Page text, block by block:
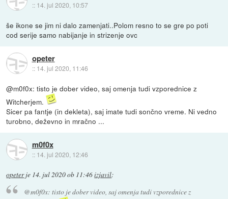
:: 14. jul 2020, 10:57
še ikone se jim ni dalo zamenjati..Polom resno to se gre po poti
cod serije samo nabijanje in strizenje ovc
opeter
:: 14. jul 2020, 11:46
@m0f0x: tisto je dober video, saj omenja tudi vzporednice z
Witcherjem.
Sicer pa fantje (in dekleta), saj imate tudi sončno vreme. Ni vedno
turobno, deževno in mračno ...
m0f0x
:: 14. jul 2020, 12:46
opeterje 14. jul 2020 ob 11:46izjavil:
@m0f0x: tisto je dober video, saj omenja tudi vzporednice z